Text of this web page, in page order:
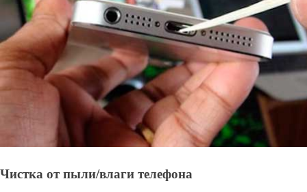
Чистка от пыли/влаги телефона